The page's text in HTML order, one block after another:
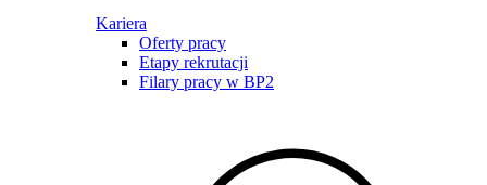
Kariera
Oferty pracy
Etapy rekrutacji
Filary pracy w BP2